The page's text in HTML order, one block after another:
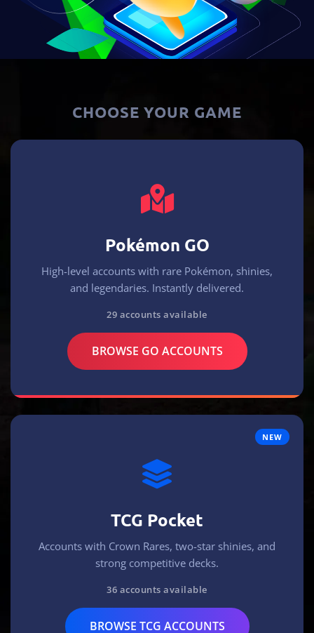
CHOOSE YOUR GAME
Pokémon GO
High-level accounts with rare Pokémon, shinies,
and legendaries. Instantly delivered.
29 accounts available
BROWSE GO ACCOUNTS
NEW
TCG Pocket
Accounts with Crown Rares, two-star shinies, and
strong competitive decks.
36 accounts available
BROWSE TCG ACCOUNTS